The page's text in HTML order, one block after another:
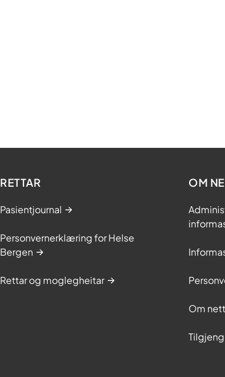
RETTAR
Pasientjournal
Personvernerklæring for Helse
Bergen
Rettar og moglegheitar
OM
Om